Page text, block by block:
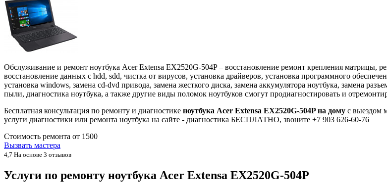
Обслуживание и ремонт ноутбука Acer Extensa EX2520G-504P – восстановление ремонт крепления матрицы,
восстановление данных с hdd, sdd, чистка от вирусов, установка драйверов, установка программного
установка windows, замена cd-dvd привода, замена жесткого диска, замена аккумулятора ноутбука, замена
пыли, диагностика ноутбука, а также другие виды поломок ноутбуков смогут продиагностировать и
Бесплатная консультация по ремонту и диагностике ноутбука Acer Extensa EX2520G-504P на дому с выездом
услуги диагностики или ремонта ноутбука на сайте - диагностика БЕСПЛАТНО, звоните +7 903 626-60-76
Стоимость ремонта от 1500
Вызвать мастера
4,7 На основе 3 отзывов
Услуги по ремонту ноутбука Acer Extensa EX2520G-504P